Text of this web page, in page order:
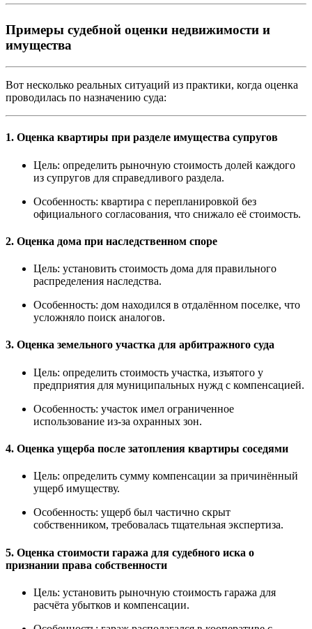
Примеры судебной оценки недвижимости и
имущества
Вот несколько реальных ситуаций из практики, когда оценка
проводилась по назначению суда:
1. Оценка квартиры при разделе имущества супругов
Цель: определить рыночную стоимость долей каждого
из супругов для справедливого раздела.
Особенность: квартира с перепланировкой без
официального согласования, что снижало её стоимость.
2. Оценка дома при наследственном споре
Цель: установить стоимость дома для правильного
распределения наследства.
Особенность: дом находился в отдалённом поселке, что
усложняло поиск аналогов.
3. Оценка земельного участка для арбитражного суда
Цель: определить стоимость участка, изъятого у
предприятия для муниципальных нужд с компенсацией.
Особенность: участок имел ограниченное
использование из-за охранных зон.
4. Оценка ущерба после затопления квартиры соседями
Цель: определить сумму компенсации за причинённый
ущерб имуществу.
Особенность: ущерб был частично скрыт
собственником, требовалась тщательная экспертиза.
5. Оценка стоимости гаража для судебного иска о
признании права собственности
Цель: установить рыночную стоимость гаража для
расчёта убытков и компенсации.